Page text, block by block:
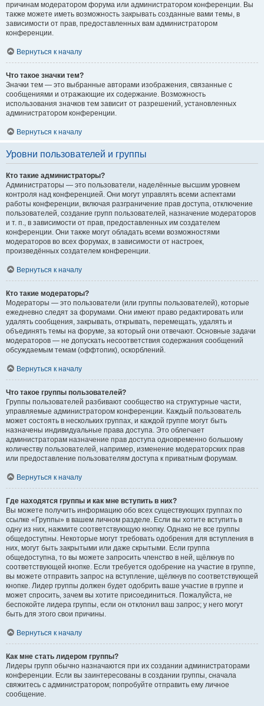
причинам модератором форума или администратором конференции. Вы
также можете иметь возможность закрывать созданные вами темы, в
зависимости от прав, предоставленных вам администратором
конференции.
Вернуться к началу
Что такое значки тем?
Значки тем — это выбранные авторами изображения, связанные с
сообщениями и отражающие их содержание. Возможность
использования значков тем зависит от разрешений, установленных
администратором конференции.
Вернуться к началу
Уровни пользователей и группы
Кто такие администраторы?
Администраторы — это пользователи, наделённые высшим уровнем
контроля над конференцией. Они могут управлять всеми аспектами
работы конференции, включая разграничение прав доступа, отключение
пользователей, создание групп пользователей, назначение модераторов
и т. п., в зависимости от прав, предоставленных им создателем
конференции. Они также могут обладать всеми возможностями
модераторов во всех форумах, в зависимости от настроек,
произведённых создателем конференции.
Вернуться к началу
Кто такие модераторы?
Модераторы — это пользователи (или группы пользователей), которые
ежедневно следят за форумами. Они имеют право редактировать или
удалять сообщения, закрывать, открывать, перемещать, удалять и
объединять темы на форуме, за который они отвечают. Основные задачи
модераторов — не допускать несоответствия содержания сообщений
обсуждаемым темам (оффтопик), оскорблений.
Вернуться к началу
Что такое группы пользователей?
Группы пользователей разбивают сообщество на структурные части,
управляемые администратором конференции. Каждый пользователь
может состоять в нескольких группах, и каждой группе могут быть
назначены индивидуальные права доступа. Это облегчает
администраторам назначение прав доступа одновременно большому
количеству пользователей, например, изменение модераторских прав
или предоставление пользователям доступа к приватным форумам.
Вернуться к началу
Где находятся группы и как мне вступить в них?
Вы можете получить информацию обо всех существующих группах по
ссылке «Группы» в вашем личном разделе. Если вы хотите вступить в
одну из них, нажмите соответствующую кнопку. Однако не все группы
общедоступны. Некоторые могут требовать одобрения для вступления в
них, могут быть закрытыми или даже скрытыми. Если группа
общедоступна, то вы можете запросить членство в ней, щёлкнув по
соответствующей кнопке. Если требуется одобрение на участие в группе,
вы можете отправить запрос на вступление, щёлкнув по соответствующей
кнопке. Лидер группы должен будет одобрить ваше участие в группе и
может спросить, зачем вы хотите присоединиться. Пожалуйста, не
беспокойте лидера группы, если он отклонил ваш запрос; у него могут
быть для этого свои причины.
Вернуться к началу
Как мне стать лидером группы?
Лидеры групп обычно назначаются при их создании администраторами
конференции. Если вы заинтересованы в создании группы, сначала
свяжитесь с администратором; попробуйте отправить ему личное
сообщение.